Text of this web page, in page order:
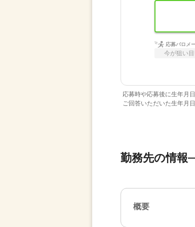
応募バロメ
今が狙い目!
応募時や応募後に生年月
ご回答いただいた生年月
勤務先の情報
概要